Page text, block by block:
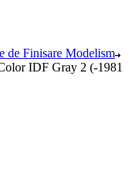
de Finisare Modelism
IDF Gray 2 (-1981